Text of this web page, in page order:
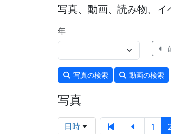
写真、動画、読み物、
年
写真の検索 動画の検索
写真
日時 1